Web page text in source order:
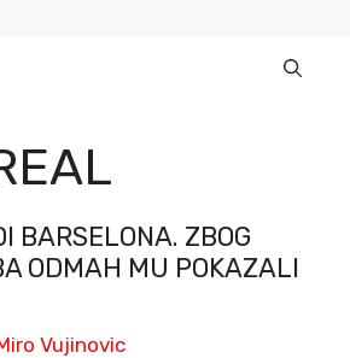
BARSELONA. ZBOG
ODMAH MU POKAZALI
Vujinovic